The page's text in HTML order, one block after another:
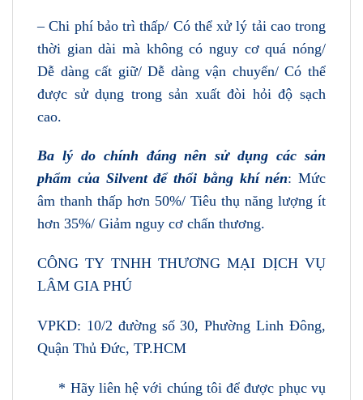
– Chi phí bảo trì thấp/ Có thể xử lý tải cao trong
thời gian dài mà không có nguy cơ quá nóng/
Dễ dàng cất giữ/ Dễ dàng vận chuyển/ Có thể
được sử dụng trong sản xuất đòi hỏi độ sạch
cao.
Ba lý do chính đáng nên sử dụng các sản
phẩm của Silvent để thổi bằng khí nén: Mức
âm thanh thấp hơn 50%/ Tiêu thụ năng lượng ít
hơn 35%/ Giảm nguy cơ chấn thương.
CÔNG TY TNHH THƯƠNG MẠI DỊCH VỤ
LÂM GIA PHÚ
VPKD: 10/2 đường số 30, Phường Linh Đông,
Quận Thủ Đức, TP.HCM
* Hãy liên hệ với chúng tôi để được phục vụ